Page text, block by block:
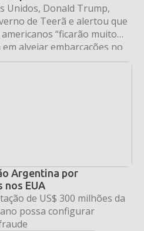
Unidos, Donald Trump,
de Teerã e alertou que
“ficarão muito
alvejar embarcações no
das rotas marítimas mais
de petróleo. O
nesta […]
Argentina por
nos EUA
de US$ 300 milhões da
possa configurar